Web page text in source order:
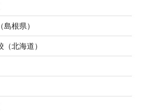
根県）
北海道）